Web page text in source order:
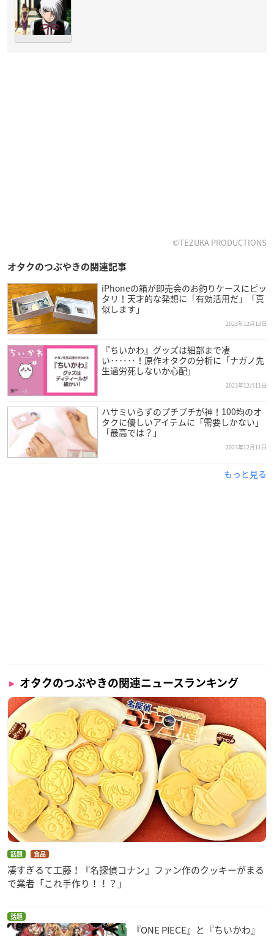
©TEZUKA PRODUCTIONS
オタクのつぶやきの関連記事
iPhoneの箱が即売会のお釣りケースにピッ
タリ！天才的な発想に「有効活用だ」「真
似します」
2023年12月13日
『ちいかわ』グッズは細部まで凄
い‥‥‥！原作オタクの分析に「ナガノ先
生過労死しないか心配」
2023年12月11日
ハサミいらずのプチプチが神！100均のオ
タクに優しいアイテムに「需要しかない」
「最高では？」
2023年12月11日
もっと見る
オタクのつぶやきの関連ニュースランキング
話題 食品
凄すぎるて工藤！『名探偵コナン』ファン作のクッキーがまる
で業者「これ手作り！！？」
話題
『ONE PIECE』と『ちいかわ』